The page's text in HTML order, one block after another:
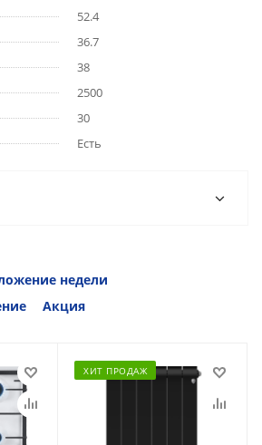
52.4
36.7
38
2500
30
Есть
недели
Акция
ХИТ ПРОДАЖ